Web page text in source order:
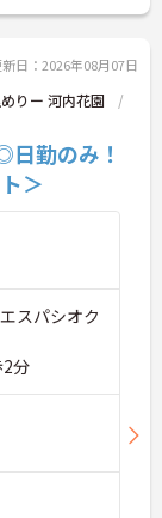
日：2026年08月07日
りー 河内花園
日勤のみ！
＞
スパシオク
分